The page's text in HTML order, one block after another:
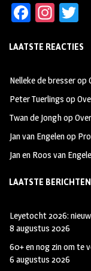
Fa
b
oo
k
In
ag
m
tt
LAATSTE REACTIES
Nelleke de bresserop
Peter Tuerlings op
Twan de Jonghop
Jan van Engelenop
Jan en Roos van
LAATSTE BERICHTEN
Leyetocht 2026:
8 augustus 2026
60+ en nog zin om te
6 augustus 2026